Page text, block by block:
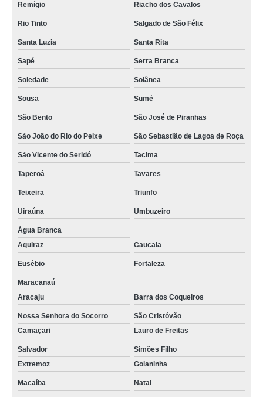
empresa de serviço de recebimento de correspondência Patos
contratar recebimento correspondência para empresas Aroeiras
recebimento de correspondência para empresas preço Picuí
recebimento e gestão de correspondência Ingá
recebimento e controle de correspondência Brejo do Cruz
empresa de controle de recebimento e entrega de correspondências Baía
Remígio Riacho dos Cavalos
Rio Tinto Salgado de São Félix
Santa Luzia Santa Rita
Sapé Serra Branca
Soledade Solânea
Sousa Sumé
São Bento São José de Piranhas
São João do Rio do Peixe São Sebastião de Lagoa de Roça
São Vicente do Seridó Tacima
Taperoá Tavares
Teixeira Triunfo
Uiraúna Umbuzeiro
Água Branca
Aquiraz
Caucaia
Eusébio Fortaleza
Maracanaú
Aracaju
Barra dos Coqueiros
Nossa Senhora do Socorro
São Cristóvão
Camaçari
Lauro de Freitas
Salvador
Simões Filho
Extremoz
Goianinha
Macaíba Natal